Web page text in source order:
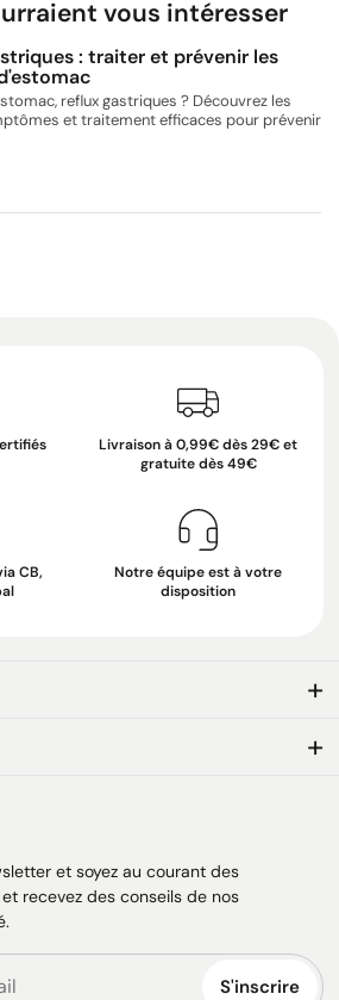
vous intéresser
: traiter et prévenir les
reflux gastriques ? Découvrez les
et traitement efficaces pour prévenir
Livraison à 0,99€ dès 29€ et
gratuite dès 49€
CB,
Notre équipe est à votre
disposition
et soyez au courant des
recevez des conseils de nos
S'inscrire